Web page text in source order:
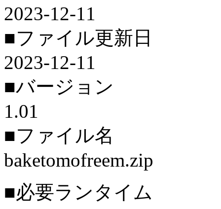
2023-12-11
■ファイル更新日
2023-12-11
■バージョン
1.01
■ファイル名
baketomofreem.zip
■必要ランタイム